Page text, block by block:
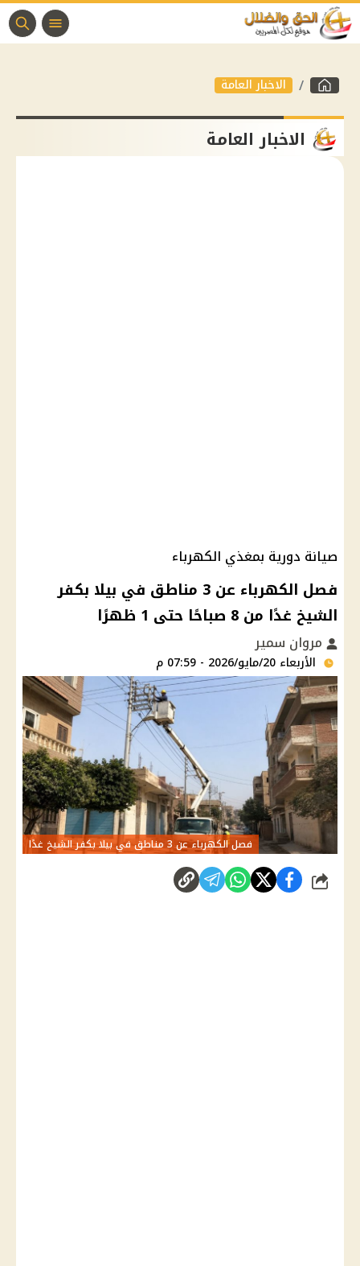
الاخبار العامة
الاخبار العامة
صيانة دورية بمغذي الكهرباء
فصل الكهرباء عن 3 مناطق في بيلا بكفر
الشيخ غدًا من 8 صباحًا حتى 1 ظهرًا
مروان سمير
الأربعاء 20/مايو/2026 - 07:59 م
فصل الكهرباء عن 3 مناطق في بيلا بكفر الشيخ غدًا
شارك